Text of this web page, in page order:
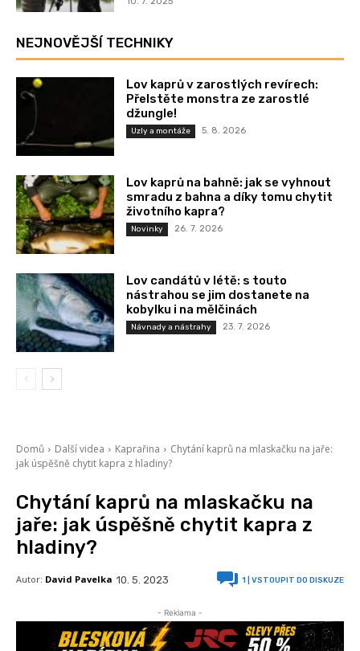
NEJNOVĚJŠÍ TECHNIKY
Lov kaprů v zarostlých revírech:
Přelstěte monstra ze zarostlé
džungle!
Uzly a montáže 5. 8. 2026
Lov kaprů na bahně: jak se vyhnout
smradu z bahna a díky tomu chytit
životního kapra?
Novinky 26. 7. 2026
Lov candátů v létě: s touto
nástrahou se jim dostanete na
kobylku i na mělčinách
Návnady a nástrahy 23. 7. 2026